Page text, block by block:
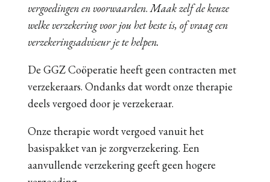
vergoedingen en voorwaarden.Maak zelf de keuze
welke verzekering voor jou het beste is, of vraag een
verzekeringsadviseur je te helpen.
De GGZ Coöperatie heeft geen contracten met
verzekeraars. Ondanks dat wordt onze therapie
deels vergoed door je verzekeraar.
Onze therapie wordt vergoed vanuit het
basispakket van je zorgverzekering. Een
aanvullende verzekering geeft geen hogere